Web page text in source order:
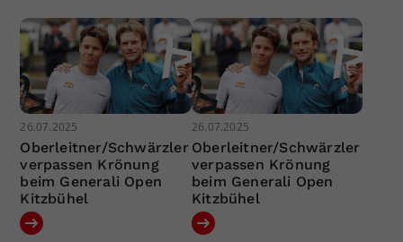
26.07.2025
Oberleitner/Schwärzler
verpassen Krönung
beim Generali Open
Kitzbühel
26.07.2025
Oberleitner/Schwärzler
verpassen Krönung
beim Generali Open
Kitzbühel